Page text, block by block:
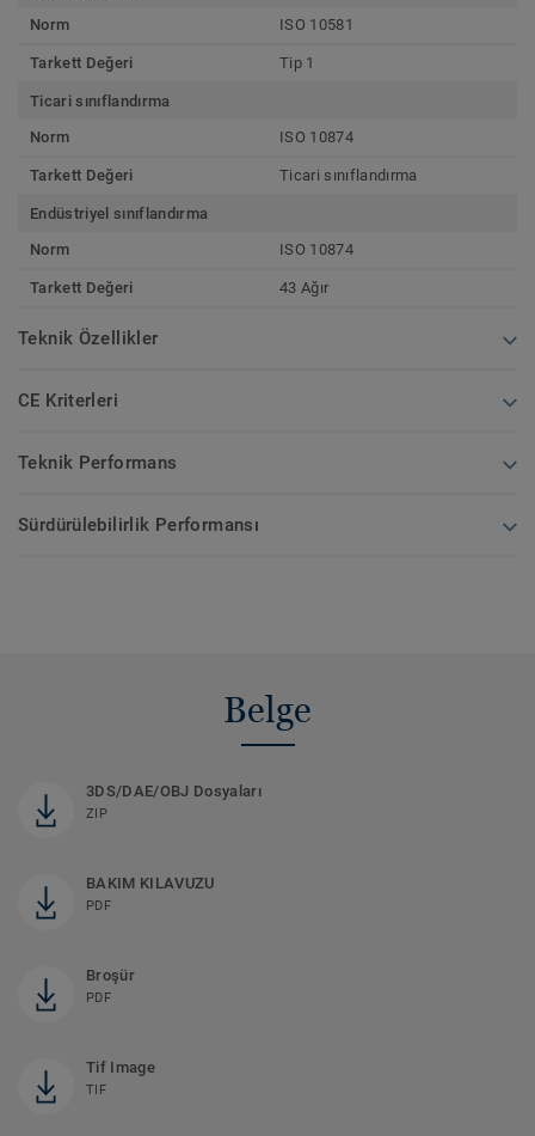
Norm
ISO 10581
Tarkett Değeri Tip 1
Ticari sınıflandırma
Norm
ISO 10874
Tarkett Değeri Ticari sınıflandırma
Endüstriyel sınıflandırma
Norm
ISO 10874
Tarkett Değeri 43 Ağır
Teknik Özellikler
CE Kriterleri
Teknik Performans
Sürdürülebilirlik Performansı
Belge
3DS/DAE/OBJ Dosyaları
ZIP
BAKIM KILAVUZU
PDF
Broşür
PDF
Tif Image
TIF